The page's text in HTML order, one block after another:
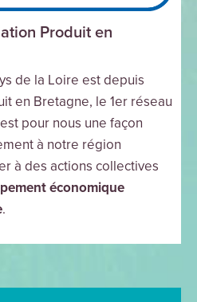
Produit en
de la Loire est depuis
en Bretagne, le 1er réseau
pour nous une façon
à notre région
à des actions collectives
économique
.